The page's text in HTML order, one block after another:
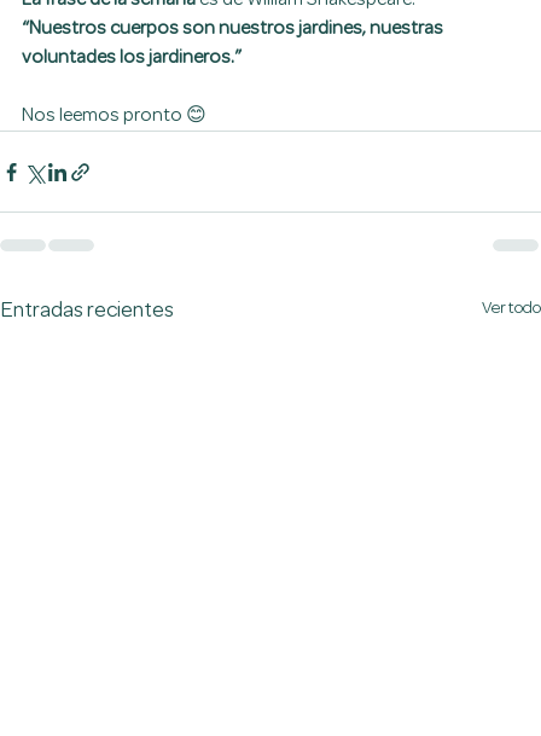
“Nuestros cuerpos son nuestros jardines, nuestras
voluntades los jardineros.”
Nos leemos pronto 😊
Entradas recientes Ver todo